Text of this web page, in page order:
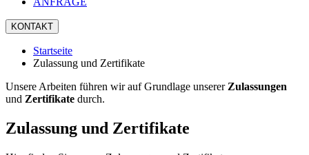
KONTAKT
Startseite
Zulassung und Zertifikate
Unsere Arbeiten führen wir auf Grundlage unserer Zulassungen
und Zertifikate durch.
Zulassung und Zertifikate